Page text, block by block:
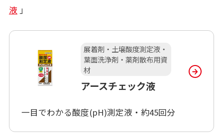
液 」
展着剤・土壌酸度測定液・
葉面洗浄剤・薬剤散布用資
材
アースチェック液
一目でわかる酸度(pH)測定液・約45回分